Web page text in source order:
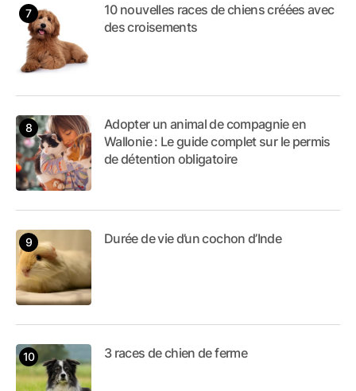
10 nouvelles races de chiens créées avec
des croisements
Adopter un animal de compagnie en
Wallonie : Le guide complet sur le permis
de détention obligatoire
Durée de vie d’un cochon d’Inde
3 races de chien de ferme